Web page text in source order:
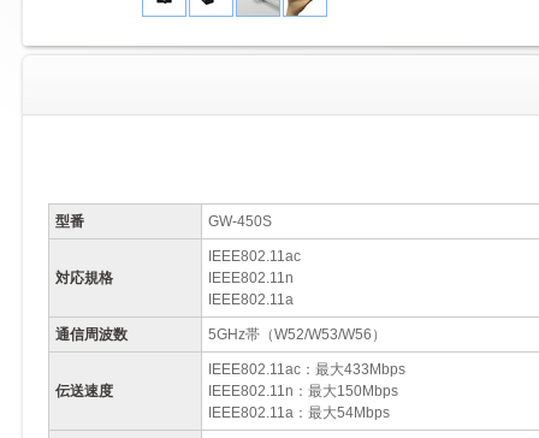
型番 GW-450S
対応規格
IEEE802.11ac
IEEE802.11n
IEEE802.11a
通信周波数 5GHz帯（W52/W53/W56）
伝送速度
IEEE802.11ac：最大433Mbps
IEEE802.11n：最大150Mbps
IEEE802.11a：最大54Mbps